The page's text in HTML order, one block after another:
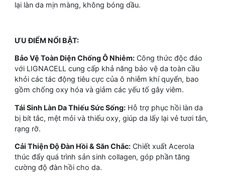
lại làn da mịn màng, không bóng dầu.
ƯU ĐIỂM NỔI BẬT:
Bảo Vệ Toàn Diện Chống Ô Nhiễm: Công thức độc đáo
với LIGNACELL cung cấp khả năng bảo vệ da toàn cầu
khỏi các tác động tiêu cực của ô nhiễm khí quyển, bao
gồm chống oxy hóa và giảm các yếu tố gây viêm.
Tái Sinh Làn Da Thiếu Sức Sống: Hỗ trợ phục hồi làn da
bị bít tắc, mệt mỏi và thiếu oxy, giúp da lấy lại vẻ tươi tắn,
rạng rỡ.
Cải Thiện Độ Đàn Hồi & Săn Chắc: Chiết xuất Acerola
thúc đẩy quá trình sản sinh collagen, góp phần tăng
cường độ đàn hồi cho da.